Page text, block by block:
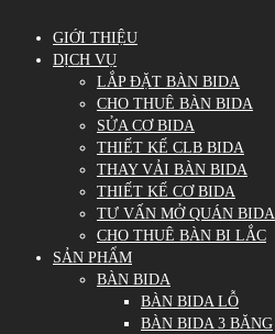
GIỚI THIỆU
DỊCH VỤ
LẮP ĐẶT BÀN BIDA
CHO THUÊ BÀN BIDA
SỬA CƠ BIDA
THIẾT KẾ CLB BIDA
THAY VẢI BÀN BIDA
THIẾT KẾ CƠ BIDA
TƯ VẤN MỞ QUÁN BIDA
CHO THUÊ BÀN BI LẮC
SẢN PHẨM
BÀN BIDA
BÀN BIDA LỖ
BÀN BIDA 3 BĂNG